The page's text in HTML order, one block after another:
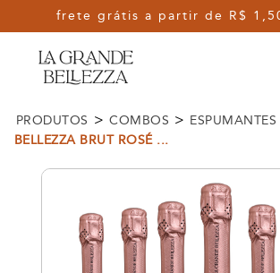
Olá, Seja Bem-vindo!
PRODUTOS > COMBOS > ESPUMANTES
BELLEZZA BRUT ROSÉ ...